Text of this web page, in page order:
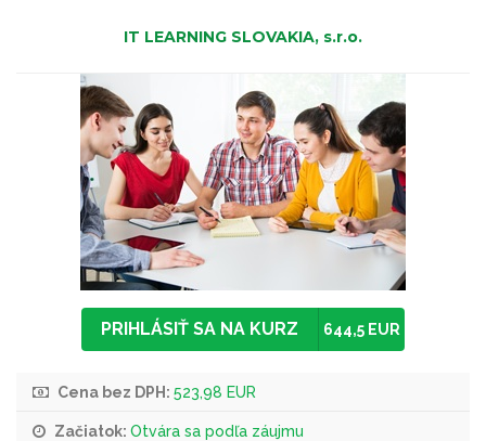
IT LEARNING SLOVAKIA, s.r.o.
PRIHLÁSIŤ SA NA KURZ 644,5 EUR
Cena bez DPH: 523,98 EUR
Začiatok: Otvára sa podľa záujmu